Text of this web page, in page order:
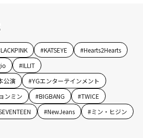
#KATSEYE #Hearts2Hearts
#ILLIT
公演 #YGエンターテインメント
ンミン #BIGBANG #TWICE
#NewJeans #ミン・ヒジン